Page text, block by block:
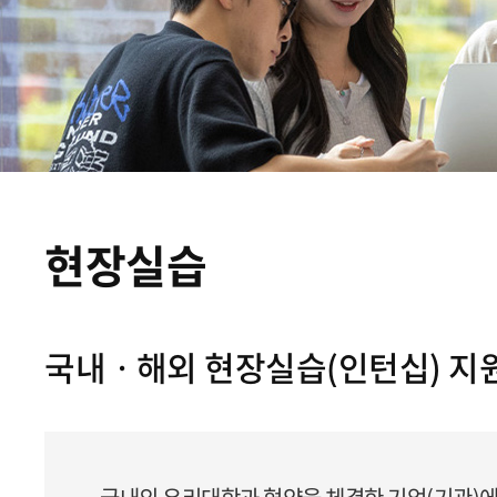
현장실습
국내ㆍ해외 현장실습(인턴십) 지